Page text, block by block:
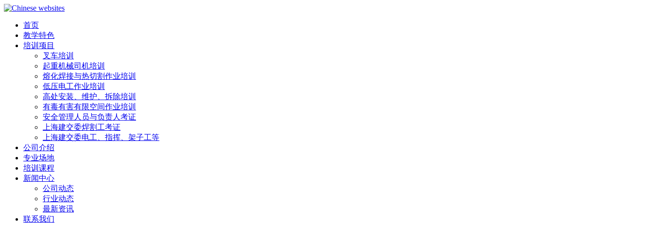
首页
教学特色
培训项目
叉车培训
起重机械司机培训
熔化焊接与热切割作业培训
低压电工作业培训
高处安装、维护、拆除培训
有毒有害有限空间作业培训
安全管理人员与负责人考证
上海建交委焊割工考证
上海建交委电工、指挥、架子工等
公司介绍
专业场地
培训课程
新闻中心
公司动态
行业动态
最新资讯
联系我们